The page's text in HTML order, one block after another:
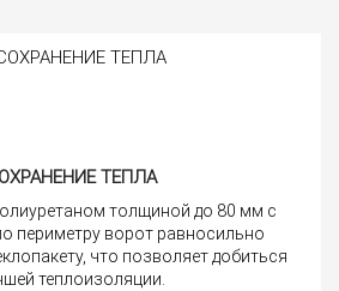
ТЕПЛА
толщиной до 80 мм с
периметру ворот равносильно
что позволяет добиться
теплоизоляции.